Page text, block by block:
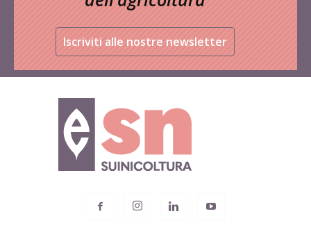
Iscriviti alle nostre newsletter